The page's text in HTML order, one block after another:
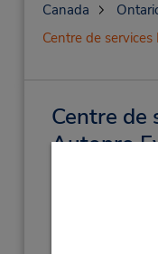
Canada
Centre de
Centre de
Autopro